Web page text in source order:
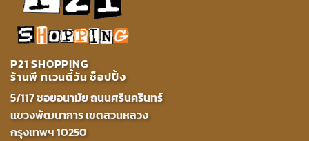
P21 SHOPPING
ร้านพี ทเวนตี้วัน ช็อปปิ้ง
5/117 ซอยอนามัย ถนนศรีนครินทร์
แขวงพัฒนาการ เขตสวนหลวง
กรุงเทพฯ 10250